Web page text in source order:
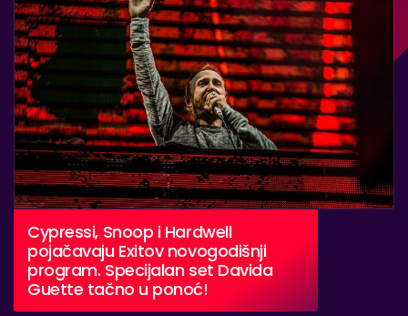
Cypressi, Snoop i Hardwell
pojačavaju Exitov novogodišnji
program. Specijalan set Davida
Guette tačno u ponoć!